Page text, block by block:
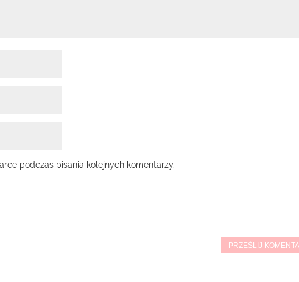
podczas pisania kolejnych komentarzy.
PRZEŚLIJ